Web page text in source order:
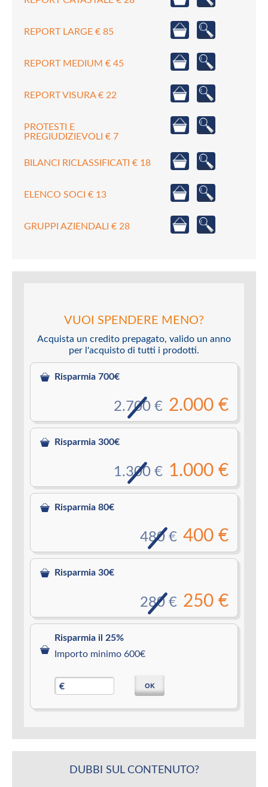
REPORT LARGE € 85
REPORT MEDIUM € 45
REPORT VISURA € 22
PROTESTI E
PREGIUDIZIEVOLI € 7
BILANCI RICLASSIFICATI € 18
ELENCO SOCI € 13
GRUPPI AZIENDALI € 28
VUOI SPENDERE MENO?
Acquista un credito prepagato, valido un anno
per l'acquisto di tutti i prodotti.
Risparmia 700€
2.000 €
2.700 €
Risparmia 300€
1.000 €
1.300 €
Risparmia 80€
400 €
480 €
Risparmia 30€
250 €
280 €
Risparmia il 25%
Importo minimo 600€
€ OK
DUBBI SUL CONTENUTO?